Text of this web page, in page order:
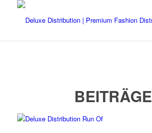
BEITRÄGE